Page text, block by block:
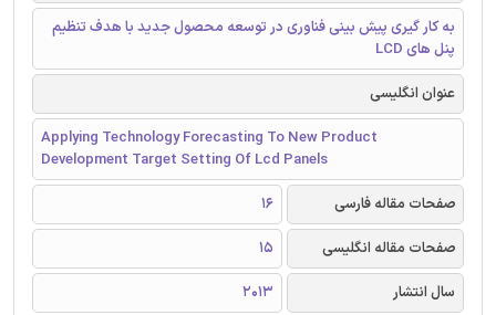
به کار گیری پیش بینی فناوری در توسعه محصول جدید با هدف تنظیم
پنل های LCD
عنوان انگلیسی
Applying Technology Forecasting To New Product
Development Target Setting Of Lcd Panels
صفحات مقاله فارسی
16
صفحات مقاله انگلیسی
15
سال انتشار
2013